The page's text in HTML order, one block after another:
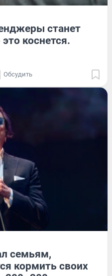
станет
коснется.
Обсудить
семьям,
кормить своих